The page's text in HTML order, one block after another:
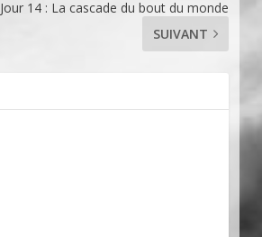
Jour 14 : La cascade du bout du monde
SUIVANT